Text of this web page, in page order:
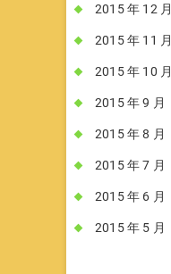
2015 年 12 月
2015 年 11 月
2015 年 10 月
2015 年 9 月
2015 年 8 月
2015 年 7 月
2015 年 6 月
2015 年 5 月